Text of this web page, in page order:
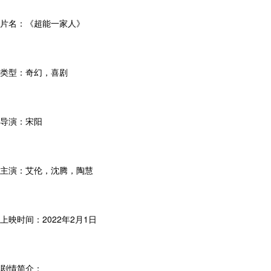
片名：《超能一家人》
类型：奇幻，喜剧
导演：宋阳
主演：艾伦，沈腾，陶慧
上映时间：2022年2月1日
剧情简介：